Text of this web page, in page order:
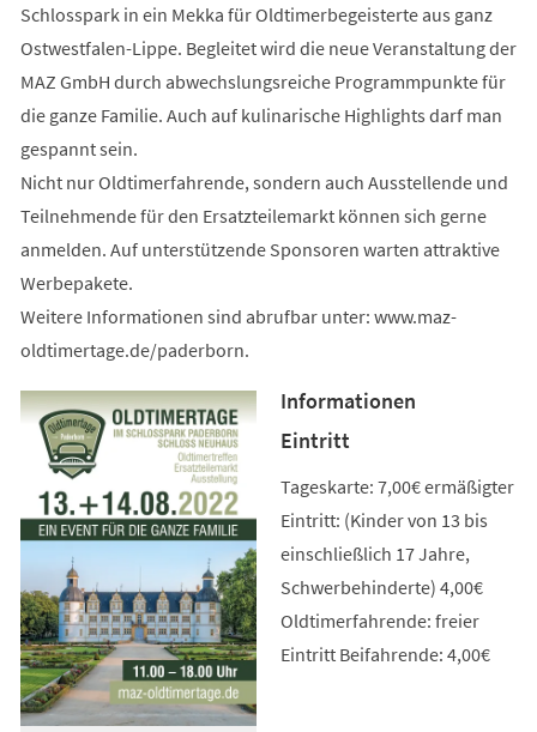
Schlosspark in ein Mekka für Oldtimerbegeisterte aus ganz
Ostwestfalen-Lippe. Begleitet wird die neue Veranstaltung der
MAZ GmbH durch abwechslungsreiche Programmpunkte für
die ganze Familie. Auch auf kulinarische Highlights darf man
gespannt sein.
Nicht nur Oldtimerfahrende, sondern auch Ausstellende und
Teilnehmende für den Ersatzteilemarkt können sich gerne
anmelden. Auf unterstützende Sponsoren warten attraktive
Werbepakete.
Weitere Informationen sind abrufbar unter: www.maz-
oldtimertage.de/paderborn.
Informationen
Eintritt
Tageskarte: 7,00€ ermäßigter
Eintritt: (Kinder von 13 bis
einschließlich 17 Jahre,
Schwerbehinderte) 4,00€
Oldtimerfahrende: freier
Eintritt Beifahrende: 4,00€